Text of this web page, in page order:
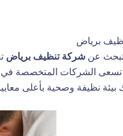
برياض
تبحث عن شركة تنظيف برياض
تسعى الشركات المتخصصة في
نظيفة وصحية بأعلى